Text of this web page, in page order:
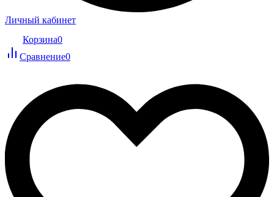
Личный кабинет
Корзина0
Сравнение0